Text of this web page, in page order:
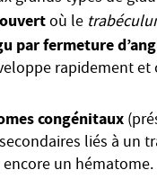
où le
par fermeture
rapidement
congénitaux
liés à un
un hématome.